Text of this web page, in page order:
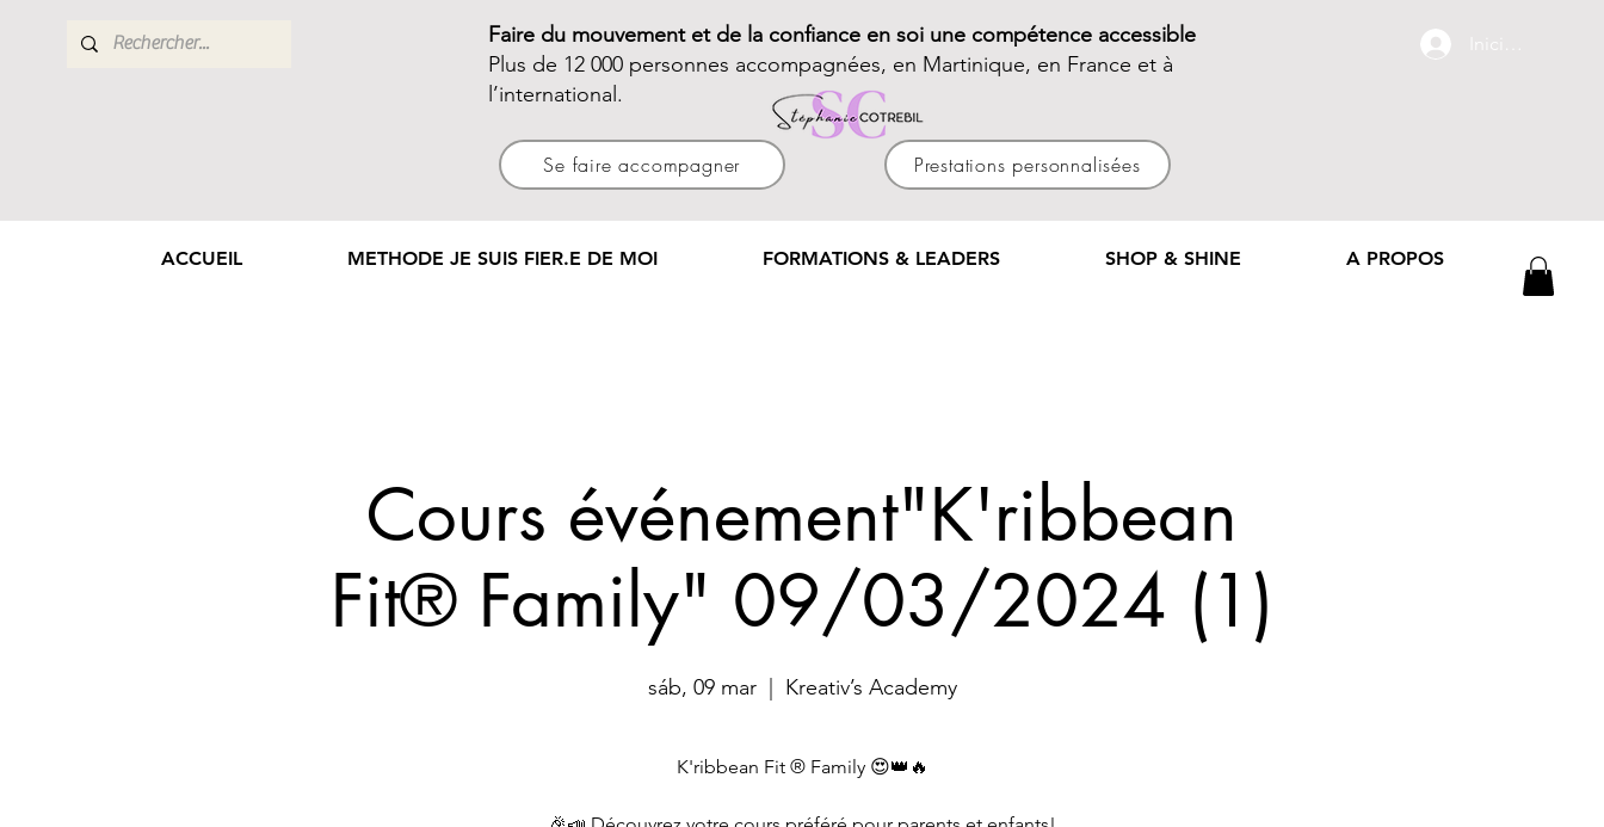
Faire du mouvement et de la confiance en soi une compétence accessible
Plus de 12 000 personnes accompagnées, en Martinique, en France et à
l’international.
Se faire accompagner Prestations personnalisées
Iniciar sesión
ACCUEIL METHODE JE SUIS FIER.E DE MOI FORMATIONS & LEADERS SHOP & SHINE A PROPOS
Cours événement"K'ribbean
Fit® Family" 09/03/2024 (1)
sáb, 09 mar
  |
Kreativ’s Academy
K'ribbean Fit ® Family 😍👑🔥